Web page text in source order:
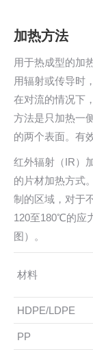
加热方法
用于热成型的加
用辐射或传导时
在对流的情况下
方法是只加热一
的两个表面。有
红外辐射（IR）
的片材加热方式
制的区域，对于
120至180℃的应
图）。
材料
HDPE/LDPE
PP